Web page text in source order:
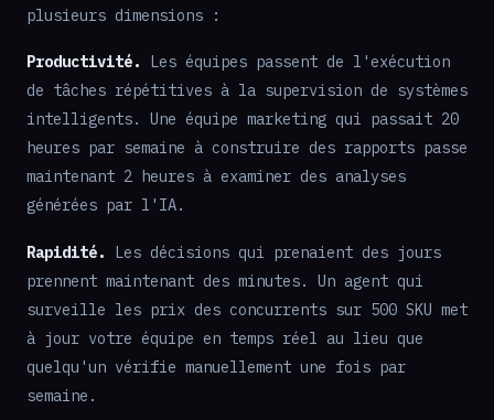
plusieurs dimensions :
Productivité.
Les équipes passent de l'exécution
de tâches répétitives à la supervision de systèmes
intelligents. Une équipe marketing qui passait 20
heures par semaine à construire des rapports passe
maintenant 2 heures à examiner des analyses
générées par l'IA.
Rapidité.
Les décisions qui prenaient des jours
prennent maintenant des minutes. Un agent qui
surveille les prix des concurrents sur 500 SKU met
à jour votre équipe en temps réel au lieu que
quelqu'un vérifie manuellement une fois par
semaine.